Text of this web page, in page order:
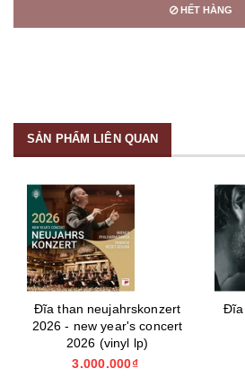
HẾT HÀNG
SẢN PHẨM LIÊN QUAN
Đĩa than neujahrskonzert
2026 - new year's concert
2026 (vinyl lp)
3.000.000₫
Đĩa